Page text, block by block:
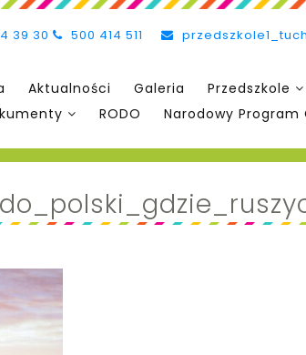
39 30 500 414 511
Aktualności Galeria Przedszkole
RODO Narodowy